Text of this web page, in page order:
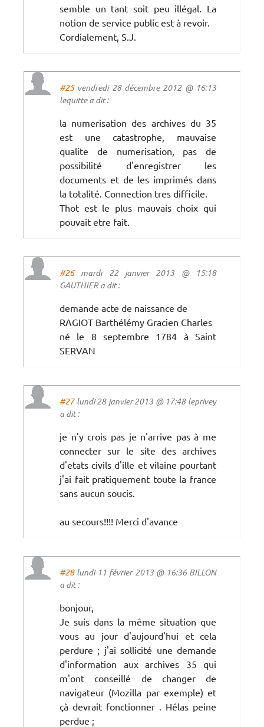
semble un tant soit peu illégal. La
notion de service public est à revoir.
Cordialement, S.J.
#25vendredi 28 décembre 2012 @ 16:13
lequitte a dit :
la numerisation des archives du 35
est une catastrophe, mauvaise
qualite de numerisation, pas de
possibilité d'enregistrer les
documents et de les imprimés dans
la totalité. Connection tres difficile.
Thot est le plus mauvais choix qui
pouvait etre fait.
#26mardi 22 janvier 2013 @ 15:18
GAUTHIER a dit :
demande acte de naissance de
RAGIOT Barthélémy Gracien Charles
né le 8 septembre 1784 à Saint
SERVAN
#27lundi 28 janvier 2013 @ 17:48 leprivey
a dit :
je n'y crois pas je n'arrive pas à me
connecter sur le site des archives
d'etats civils d'ille et vilaine pourtant
j'ai fait pratiquement toute la france
sans aucun soucis.
au secours!!!! Merci d'avance
#28lundi 11 février 2013 @ 16:36 BILLON
a dit :
bonjour,
Je suis dans la même situation que
vous au jour d'aujourd'hui et cela
perdure ; j'ai sollicité une demande
d'information aux archives 35 qui
m'ont conseillé de changer de
navigateur (Mozilla par exemple) et
çà devrait fonctionner . Hélas peine
perdue ;